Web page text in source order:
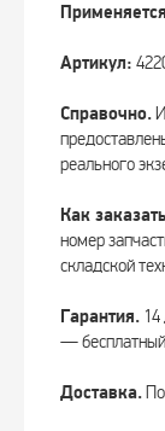
Артикул:
Справочно.
реального
Как
номер
складской
Гарантия.
— бесплатный
Доставка.